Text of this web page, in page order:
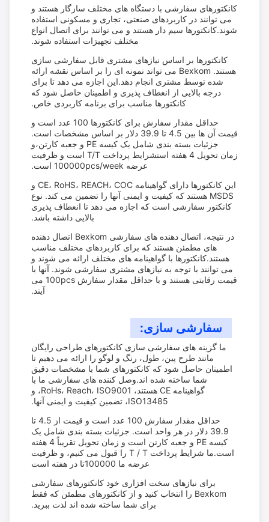
کانکتورهای سفارشی با دستگاه های مختلف سازگار هستند و
می توانند در کاربردهای صنعتی، تجاری و مسکونی استفاده
شوند.کانکتورها سیم دار هستند و می توانند برای اتصال انواع
مختلف تجهیزات استفاده شوند.
کانکتورها بر اساس نیازهای مشتری قابل سفارشی سازی
هستند. Bexkom می تواند نمونه ای را بر اساس نقشه ارائه
شده توسط مشتری انجام دهد.این اجازه می دهد تا برای
درجه بالایی از انعطاف پذیری و اطمینان حاصل شود که
کانکتورها مناسب برای برنامه کاربردی خاص.
حداقل مقدار سفارش برای کانکتورها 100 عدد است و
قیمت آن ها بین 4.5 تا 39.9 دلار بر اساس مشخصات است.
جزئیات بسته بندی شامل یک کیسه PE و جعبه کارتن،و
زمان تحویل 4 هفته استشرایط پرداخت T/T است و ظرفیت
عرضه 100000pcs/week است.
این کانکتورها دارای گواهینامه CE، RoHS، REACH، COC و
MSDS هستند که کیفیت و ایمنی آنها را تضمین می کند. نوع
کانکتور سفارشی است که اجازه می دهد تا انعطاف پذیری
بالایی داشته باشد.
در نتیجه، اتصال دهنده های سفارشی Bexkom اتصال دهنده
های مطمئن هستند که برای کاربردهای مختلف مناسب
هستند.کانکتورها با گواهینامه های مختلف ارائه می شوند و
می توانند با توجه به نیازهای مشتری سفارشی شوند. آنها با
قیمت رقابتی هستند و با حداقل مقدار سفارش 100pcs می
سفارشی سازی:
ما گزینه های سفارشی سازی کانکتورهای طراحی رایگان
مانند طرح پین، طول، رنگ و لوگو را ارائه می دهیم تا
اطمینان حاصل شود که کانکتورهای شما با مشخصات دقیق
شما ساخته شده اند.وصل کننده های سفارشی ما با
گواهینامه CE هستند، RoHs، Reach، ISO9001، و
ISO13485، تضمین کیفیت و ایمنی آنها.
حداقل مقدار سفارش 100 عدد است و قیمت از 4.5 تا
39.9 دلار در هر واحد است. جزئیات بسته بندی شامل یک
کیسه PE و جعبه کارتن است و زمان تحویل تقریباً 4 هفته
است.ما شرایط پرداخت T / T را قبول می کنیم، و ظرفیت
عرضه ما 100000تا در هفته است
برای نیازهای سخت افزاری خود کانکتورهای سفارشی
Bexkom را انتخاب کنید و از کانکتورهای مطمئن که فقط
برای شما ساخته شده اند لذت ببرید.